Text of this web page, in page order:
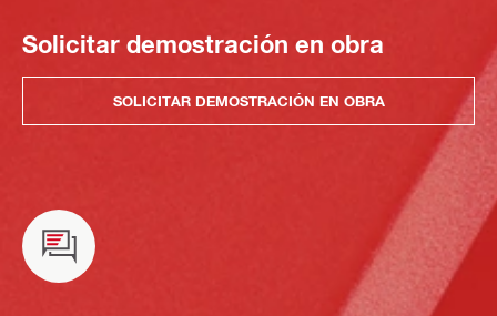
Solicitar demostración en obra
SOLICITAR DEMOSTRACIÓN EN OBRA